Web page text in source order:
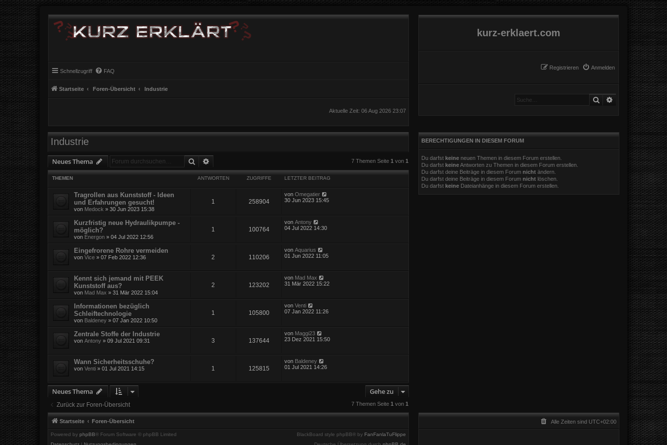
kurz-erklaert.com
Anmelden
Registrieren
Schnellzugriff FAQ
Startseite Foren-Übersicht Industrie
Suche Erweiterte Suche
Aktuelle Zeit: 06 Aug 2026 23:07
Industrie
Neues Thema Suche 7 Themen Seite 1 von 1
THEMEN ANTWORTEN ZUGRIFFE LETZTER BEITRAG
Tragrollen aus Kunststoff - Ideen
und Erfahrungen gesucht!
von Medock » 30 Jun 2023 15:38
1 258904
vonOmegatier
30 Jun 2023 15:45
Kurzfristig neue Hydraulikpumpe -
möglich?
von Energon » 04 Jul 2022 12:56
1 100764
vonAntony
04 Jul 2022 14:30
Eingefrorene Rohre vermeiden
von Vice » 07 Feb 2022 12:36 2 110206
vonAquarius
01 Jun 2022 11:05
Kennt sich jemand mit PEEK
Kunststoff aus?
von Mad Max » 31 Mär 2022 15:04
2 123202
von Mad Max
31 Mär 2022 15:22
Informationen bezüglich
Schleiftechnologie
von Baldeney » 07 Jan 2022 10:50
1 105800
vonVenti
07 Jan 2022 11:26
Zentrale Stoffe der Industrie
von Antony » 09 Jul 2021 09:31 3 137644
von Maggi23
23 Dez 2021 15:50
Wann Sicherheitsschuhe?
von Venti » 01 Jul 2021 14:15 1 125815
von Baldeney
01 Jul 2021 14:26
Neues Thema Gehe zu
Zurück zur Foren-Übersicht 7 Themen Seite 1 von 1
BERECHTIGUNGEN IN DIESEM FORUM
Du darfst keineneuen Themen in diesem Forum erstellen.
Du darfst keineAntworten zu Themen in diesem Forum erstellen.
Du darfst deine Beiträge in diesem Forum nichtändern.
Du darfst deine Beiträge in diesem Forum nichtlöschen.
Du darfst keineDateianhänge in diesem Forum erstellen.
Alle Zeiten sind UTC+02:00
Startseite Foren-Übersicht
Powered by phpBB® Forum Software © phpBB Limited BlackBoard style phpBB® by FanFanlaTuFlippe